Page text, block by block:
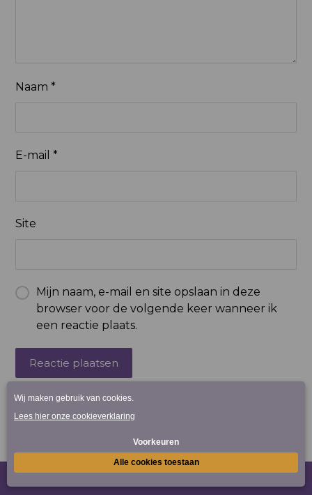
Naam*
E-mail*
Site
Mijn naam, e-mail en site opslaan in deze
browser voor de volgende keer wanneer ik
een reactie plaats.
Reactie plaatsen